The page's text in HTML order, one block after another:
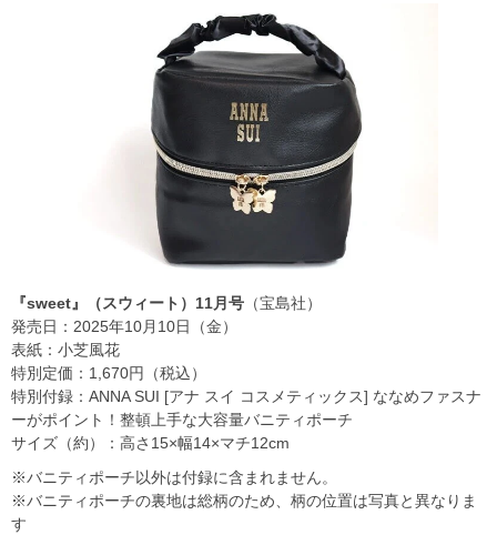
『sweet』（スウィート）11月号 （宝島社）
発売日：2025年10月10日（金）
表紙：小芝風花
特別定価：1,670円（税込）
特別付録：ANNA SUI [アナ スイ コスメティックス] ななめファスナ
ーがポイント！整頓上手な大容量バニティポーチ
サイズ（約）：高さ15×幅14×マチ12cm
※バニティポーチ以外は付録に含まれません。
※バニティポーチの裏地は総柄のため、柄の位置は写真と異なりま
す